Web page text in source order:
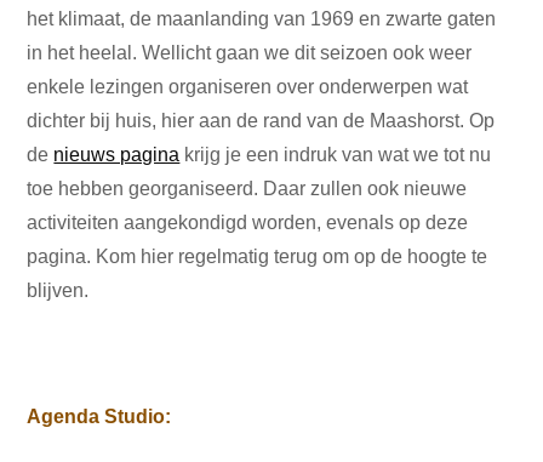
het klimaat, de maanlanding van 1969 en zwarte gaten
in het heelal. Wellicht gaan we dit seizoen ook weer
enkele lezingen organiseren over onderwerpen wat
dichter bij huis, hier aan de rand van de Maashorst. Op
de nieuws pagina krijg je een indruk van wat we tot nu
toe hebben georganiseerd. Daar zullen ook nieuwe
activiteiten aangekondigd worden, evenals op deze
pagina. Kom hier regelmatig terug om op de hoogte te
blijven.
Agenda Studio: